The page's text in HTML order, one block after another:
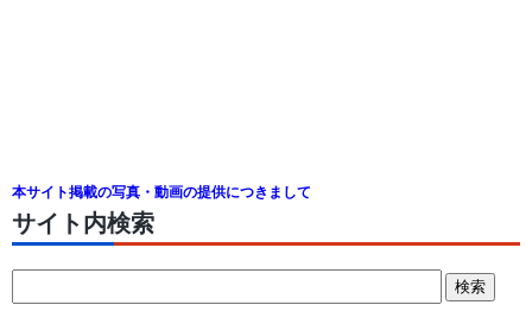
本サイト掲載の写真・動画の提供につきまして
サイト内検索